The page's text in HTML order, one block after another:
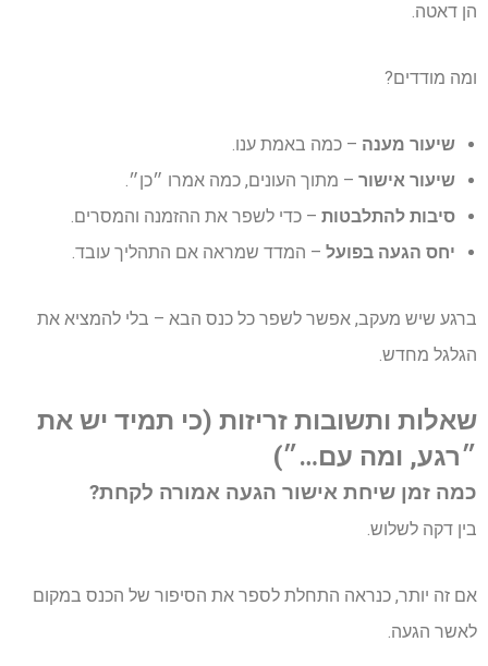
הן דאטה.
ומה מודדים?
שיעור מענה – כמה באמת ענו.
שיעור אישור – מתוך העונים, כמה אמרו ״כן״.
סיבות להתלבטות – כדי לשפר את ההזמנה והמסרים.
יחס הגעה בפועל – המדד שמראה אם התהליך עובד.
ברגע שיש מעקב, אפשר לשפר כל כנס הבא – בלי להמציא את
הגלגל מחדש.
שאלות ותשובות זריזות (כי תמיד יש את
״רגע, ומה עם…״)
כמה זמן שיחת אישור הגעה אמורה לקחת?
בין דקה לשלוש.
אם זה יותר, כנראה התחלת לספר את הסיפור של הכנס במקום
לאשר הגעה.